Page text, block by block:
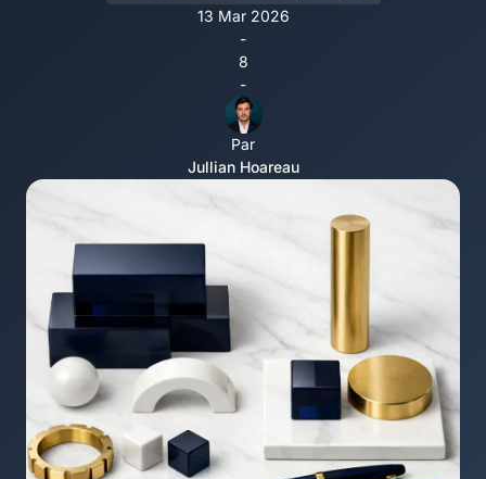
13 Mar 2026
-
8
-
Par
Jullian Hoareau